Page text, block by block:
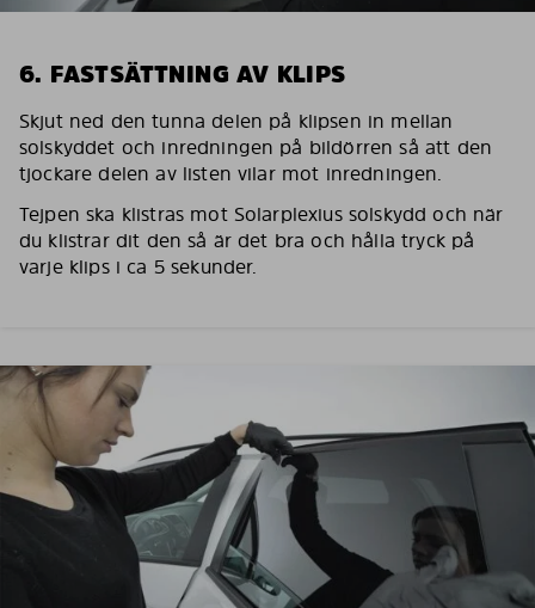
6. FASTSÄTTNING AV KLIPS
Skjut ned den tunna delen på klipsen in mellan
solskyddet och inredningen på bildörren så att den
tjockare delen av listen vilar mot inredningen.
Tejpen ska klistras mot Solarplexius solskydd och när
du klistrar dit den så är det bra och hålla tryck på
varje klips i ca 5 sekunder.